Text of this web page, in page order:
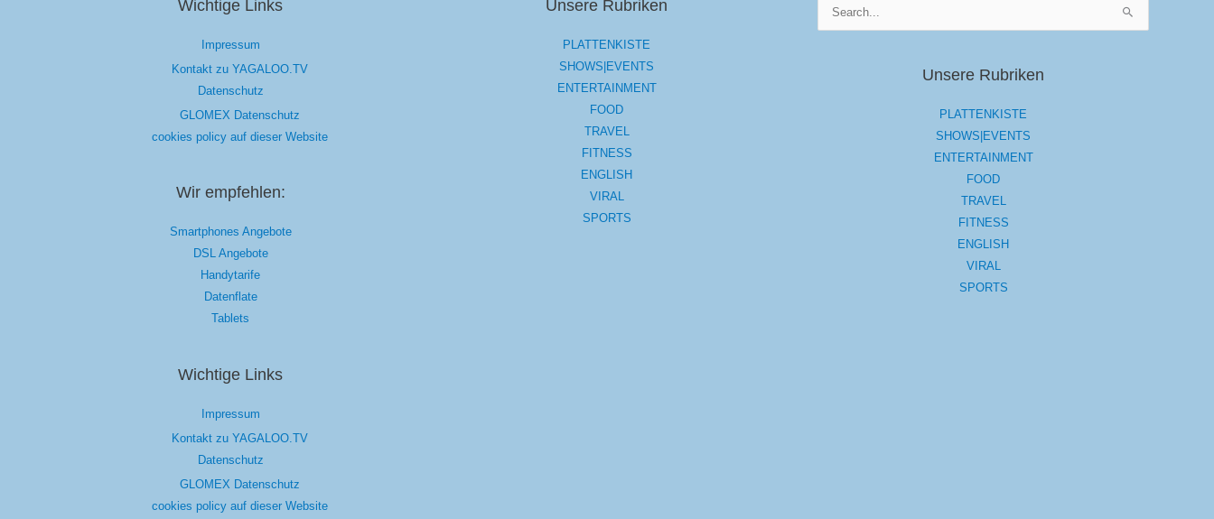
Wichtige Links
Impressum
Kontakt zu YAGALOO.TV
Datenschutz
GLOMEX Datenschutz
cookies policy auf dieser Website
Wir empfehlen:
Smartphones Angebote
DSL Angebote
Handytarife
Datenflate
Tablets
Wichtige Links
Impressum
Kontakt zu YAGALOO.TV
Datenschutz
GLOMEX Datenschutz
cookies policy auf dieser Website
Unsere Rubriken
PLATTENKISTE
SHOWS|EVENTS
ENTERTAINMENT
FOOD
TRAVEL
FITNESS
ENGLISH
VIRAL
SPORTS
Unsere Rubriken
PLATTENKISTE
SHOWS|EVENTS
ENTERTAINMENT
FOOD
TRAVEL
FITNESS
ENGLISH
VIRAL
SPORTS